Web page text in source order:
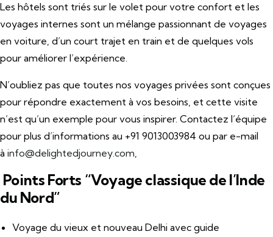
Les hôtels sont triés sur le volet pour votre confort et les
voyages internes sont un mélange passionnant de voyages
en voiture, d’un court trajet en train et de quelques vols
pour améliorer l’expérience.
N’oubliez pas que toutes nos voyages privées sont conçues
pour répondre exactement à vos besoins, et cette visite
n’est qu’un exemple pour vous inspirer. Contactez l’équipe
pour plus d’informations au +91 9013003984 ou par e-mail
à info@delightedjourney.com,
Points Forts “Voyage classique de l’Inde
du Nord”
Voyage du vieux et nouveau Delhi avec guide